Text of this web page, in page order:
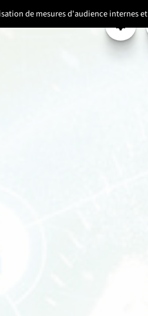
de mesures d'audience internes